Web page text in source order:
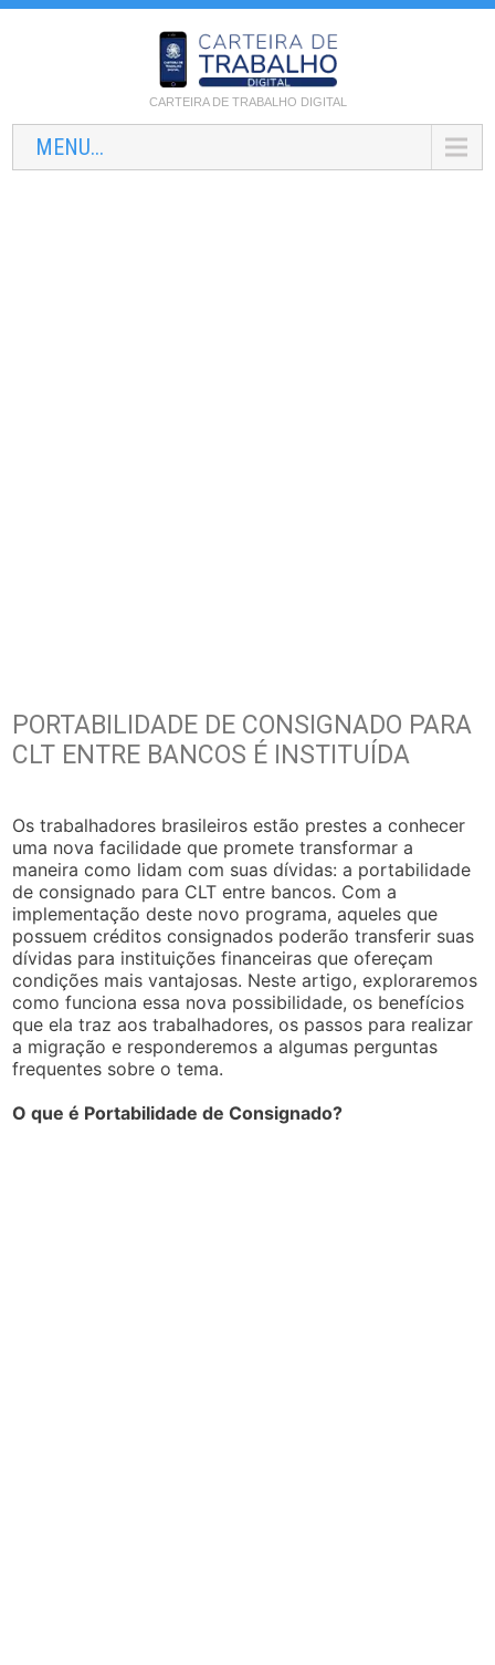
CARTEIRA DE TRABALHO DIGITAL
MENU...
PORTABILIDADE DE CONSIGNADO PARA
CLT ENTRE BANCOS É INSTITUÍDA
Os trabalhadores brasileiros estão prestes a conhecer
uma nova facilidade que promete transformar a
maneira como lidam com suas dívidas: a portabilidade
de consignado para CLT entre bancos. Com a
implementação deste novo programa, aqueles que
possuem créditos consignados poderão transferir suas
dívidas para instituições financeiras que ofereçam
condições mais vantajosas. Neste artigo, exploraremos
como funciona essa nova possibilidade, os benefícios
que ela traz aos trabalhadores, os passos para realizar
a migração e responderemos a algumas perguntas
frequentes sobre o tema.
O que é Portabilidade de Consignado?